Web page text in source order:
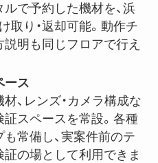
で予約した機材を、浜
取り・返却可能。動作チ
明も同じフロアで行え
ース
、レンズ・カメラ構成な
スペースを常設。各種
常備し、実案件前のテ
の場として利用できま